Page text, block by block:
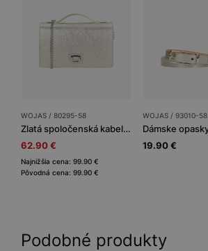
WOJAS / 80295-58
Zlatá spoločenská kabelka z hladkej kože
62.90 €
Najnižšia cena: 99.90 €
Pôvodná cena: 99.90 €
WOJAS / 93010-58
19.90 €
Podobné produkty